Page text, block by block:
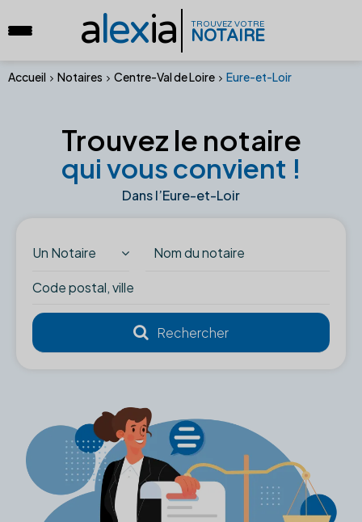
alexia TROUVEZ VOTRE
NOTAIRE
Accueil Notaires Centre-Val de Loire Eure-et-Loir
Trouvez le notaire
qui vous convient !
Dans l’Eure-et-Loir
Un Notaire